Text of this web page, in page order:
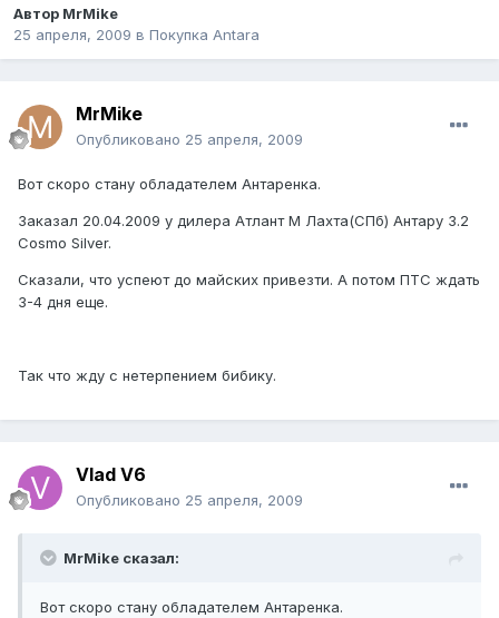
Автор MrMike
25 апреля, 2009 в Покупка Antara
MrMike
Опубликовано 25 апреля, 2009
Вот скоро стану обладателем Антаренка.
Заказал 20.04.2009 у дилера Атлант М Лахта(СПб) Антару 3.2
Cosmo Silver.
Сказали, что успеют до майских привезти. А потом ПТС ждать
3-4 дня еще.
Так что жду с нетерпением бибику.
Vlad V6
Опубликовано 25 апреля, 2009
MrMike сказал:
Вот скоро стану обладателем Антаренка.